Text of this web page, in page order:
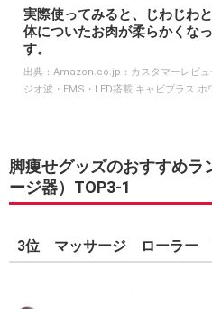
実際使ってみると、じわじわ
体についたお肉が柔らかくな
す。
出典： Amazon.co.jp：カスタマーレビュ
ジオ波・EMS・LED搭載 キャビプラス ホ
脚痩せグッズのおすすめラ
ージ器）TOP3-1
3位 マッサージ ローラー